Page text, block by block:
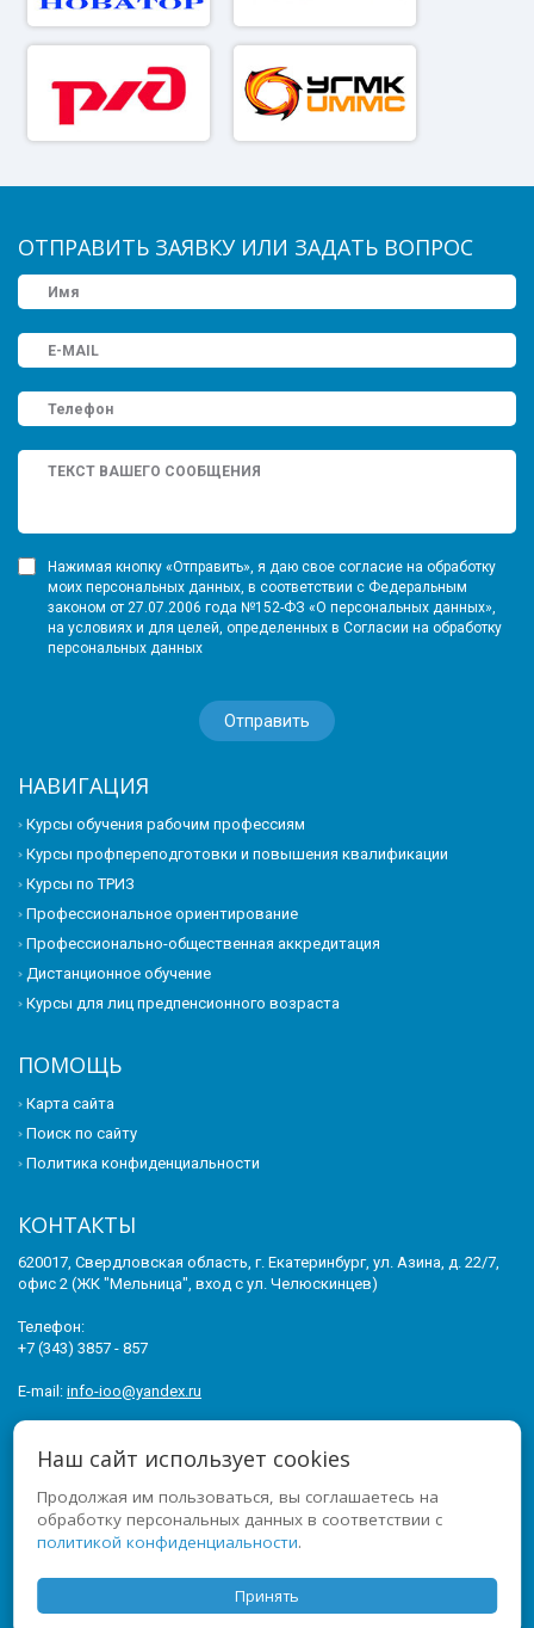
ОТПРАВИТЬ ЗАЯВКУ ИЛИ ЗАДАТЬ ВОПРОС
Нажимая кнопку «Отправить», я даю свое согласие на обработку
моих персональных данных, в соответствии с Федеральным
законом от 27.07.2006 года №152-ФЗ «О персональных данных»,
на условиях и для целей, определенных в Согласии на обработку
персональных данных
НАВИГАЦИЯ
Курсы обучения рабочим профессиям
Курсы профпереподготовки и повышения квалификации
Курсы по ТРИЗ
Профессиональное ориентирование
Профессионально-общественная аккредитация
Дистанционное обучение
Курсы для лиц предпенсионного возраста
ПОМОЩЬ
Карта сайта
Поиск по сайту
Политика конфиденциальности
КОНТАКТЫ
620017, Свердловская область, г. Екатеринбург, ул. Азина, д. 22/7,
офис 2 (ЖК "Мельница", вход с ул. Челюскинцев)
Телефон:
+7 (343) 3857 - 857
E-mail: info-ioo@yandex.ru
ПРАВА ЗАЩИЩЕНЫ.
МЫ В СОЦСЕТЯХ
Наш сайт использует cookies
Продолжая им пользоваться, вы соглашаетесь на
обработку персональных данных в соответствии с
политикой конфиденциальности.
Принять